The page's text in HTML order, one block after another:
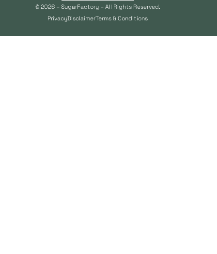
© 2026 – SugarFactory – All Rights Reserved.
PrivacyDisclaimerTerms & Conditions